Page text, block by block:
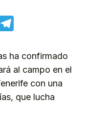
ha confirmado
al campo en el
con una
que lucha